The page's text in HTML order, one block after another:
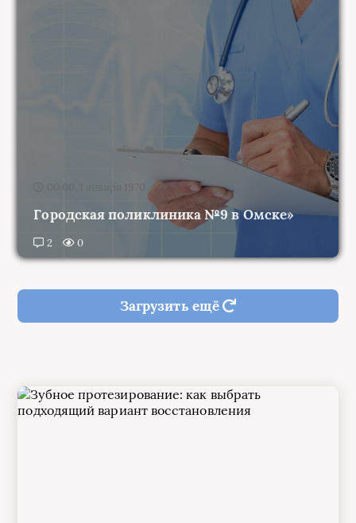
Городская поликлиника №9 в Омске»
2 0